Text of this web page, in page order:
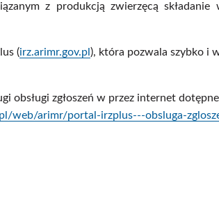
z produkcją zwierzęcą
(irz.arimr.gov.pl ), która pozwala szybko i
obsługi zgłoszeń w przez internet
web/arimr/portal-irzplus---obsluga-